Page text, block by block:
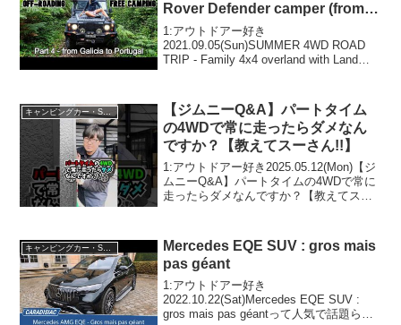
Rover Defender camper (from
Spain to Portugal)
1:アウトドアー好き
2021.09.05(Sun)SUMMER 4WD ROAD
TRIP - Family 4x4 overland with Land
【ジムニーQ&A】パートタイム
の4WDで常に走ったらダメなん
ですか？【教えてスーさん!!】
1:アウトドアー好き2025.05.12(Mon)【ジ
ムニーQ&A】パートタイムの4WDで常に
走ったらダメなんですか？【教えてスー
2025.05.12(Mon)この動画は...
キャンピングカー・SUV人気車種
Mercedes EQE SUV : gros mais
pas géant
1:アウトドアー好き
2022.10.22(Sat)Mercedes EQE SUV :
gros mais pas géantって人気で話題らし